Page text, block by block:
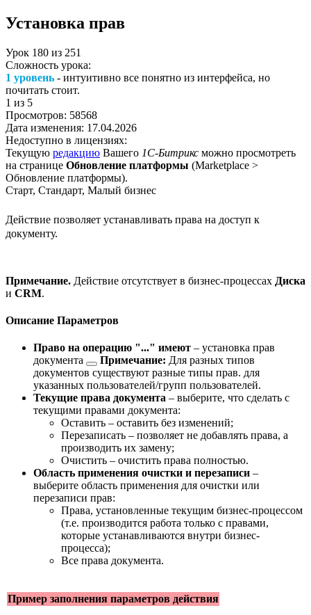
Установка прав
Урок 180 из 251
Сложность урока:
1 уровень - интуитивно все понятно из интерфейса, но
почитать стоит.
1 из 5
Просмотров: 58568
Дата изменения: 17.04.2026
Недоступно в лицензиях:
Текущую редакцию Вашего 1С-Битрикс можно просмотреть
на странице Обновление платформы (Marketplace >
Обновление платформы).
Старт, Стандарт, Малый бизнес
Действие позволяет устанавливать права на доступ к
документу.
Примечание. Действие отсутствует в бизнес-процессах Диска
и CRM.
Описание Параметров
Право на операцию "..." имеют – установка прав
документа
Примечание: Для разных типов
документов существуют разные типы прав. для
указанных пользователей/групп пользователей.
Текущие права документа – выберите, что сделать с
текущими правами документа:
Оставить – оставить без изменений;
Перезаписать – позволяет не добавлять права, а
производить их замену;
Очистить – очистить права полностью.
Область применения очистки и перезаписи –
выберите область применения для очистки или
перезаписи прав:
Права, установленные текущим бизнес-процессом
(т.е. производится работа только с правами,
которые устанавливаются внутри бизнес-
процесса);
Все права документа.
Пример заполнения параметров действия